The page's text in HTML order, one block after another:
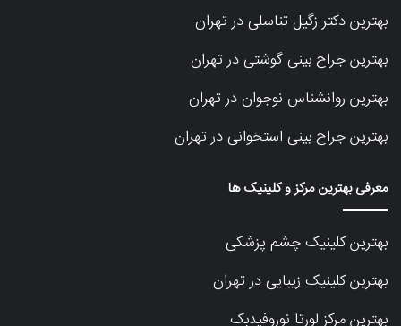
بهترین دکتر زگیل تناسلی در تهران
بهترین جراح بینی گوشتی در تهران
بهترین روانشناس نوجوان در تهران
بهترین جراح بینی استخوانی در تهران
معرفی بهترین مرکز و کلینیک ها
بهترین کلینیک چشم پزشکی
بهترین کلینیک زیبایی در تهران
بهترین مرکز لورتا نوروفیدبک